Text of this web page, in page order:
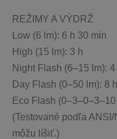
REŽIMY A VÝDRŽ
Low (6 lm): 6 h 30 min
High (15 lm): 3 h
Night Flash (6–15 lm):
Day Flash (0–50 lm): 8
Eco Flash
(Testované podľa
môžu líšiť.)